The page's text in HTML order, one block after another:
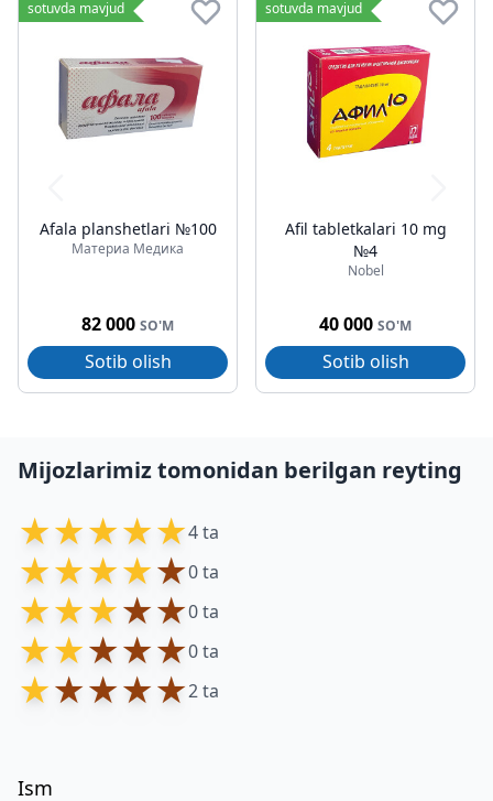
sotuvda mavjud
Afala planshetlari №100
Материа Медика
82 000 SO'M
Sotib olish
sotuvda mavjud
Afil tabletkalari 10 mg
№4
Nobel
40 000 SO'M
Sotib olish
Mijozlarimiz tomonidan berilgan reyting
★★★★★4 ta
★★★★★0 ta
★★★★★0 ta
★★★★★0 ta
★★★★★2 ta
Ism